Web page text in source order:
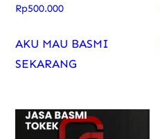
Rp500.000
AKU MAU BASMI
SEKARANG